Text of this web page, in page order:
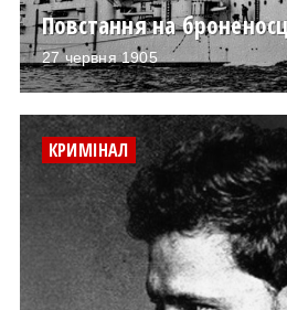
Повстання на
27 червня 1905
КРИМІНАЛ